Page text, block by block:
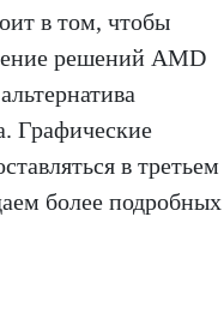
в том, чтобы
решений AMD
Графические
в третьем
более подробных